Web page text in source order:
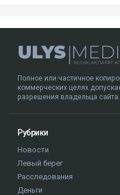
Полное или частичное
коммерческих целях
разрешения владельца сайта.
Рубрики
Новости
Левый берег
Расследования
Деньги